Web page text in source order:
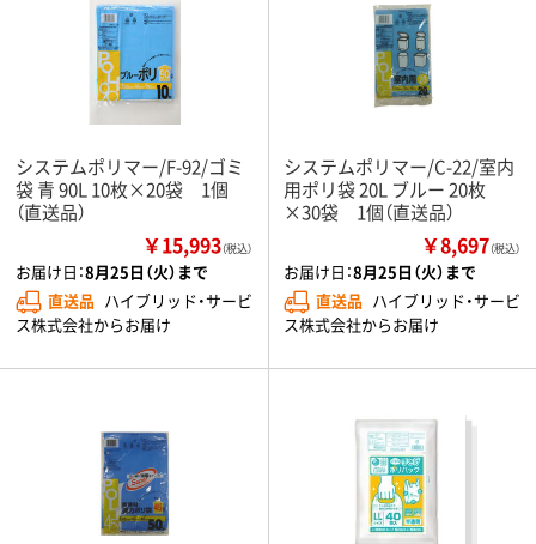
システムポリマー/F-92/ゴミ
袋 青 90L 10枚×20袋 1個
（直送品）
￥15,993（税込）
お届け日：8月25日（火）まで
直送品 ハイブリッド・サービ
ス株式会社からお届け
システムポリマー/C-22/室内
用ポリ袋 20L ブルー 20枚
×30袋 1個（直送品）
￥8,697（税込）
お届け日：8月25日（火）まで
直送品 ハイブリッド・サービ
ス株式会社からお届け